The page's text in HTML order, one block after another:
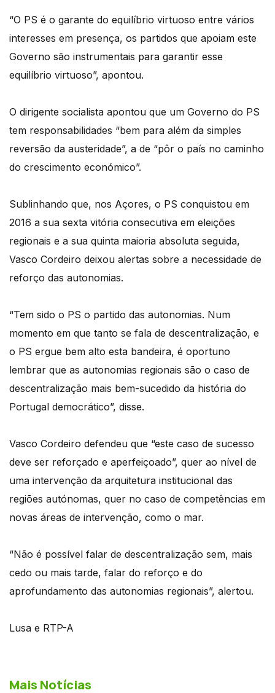
“O PS é o garante do equilíbrio virtuoso entre vários
interesses em presença, os partidos que apoiam este
Governo são instrumentais para garantir esse
equilíbrio virtuoso”, apontou.
O dirigente socialista apontou que um Governo do PS
tem responsabilidades “bem para além da simples
reversão da austeridade”, a de “pôr o país no caminho
do crescimento económico”.
Sublinhando que, nos Açores, o PS conquistou em
2016 a sua sexta vitória consecutiva em eleições
regionais e a sua quinta maioria absoluta seguida,
Vasco Cordeiro deixou alertas sobre a necessidade de
reforço das autonomias.
“Tem sido o PS o partido das autonomias. Num
momento em que tanto se fala de descentralização, e
o PS ergue bem alto esta bandeira, é oportuno
lembrar que as autonomias regionais são o caso de
descentralização mais bem-sucedido da história do
Portugal democrático”, disse.
Vasco Cordeiro defendeu que “este caso de sucesso
deve ser reforçado e aperfeiçoado”, quer ao nível de
uma intervenção da arquitetura institucional das
regiões autónomas, quer no caso de competências em
novas áreas de intervenção, como o mar.
“Não é possível falar de descentralização sem, mais
cedo ou mais tarde, falar do reforço e do
aprofundamento das autonomias regionais”, alertou.
Lusa e RTP-A
Mais Notícias